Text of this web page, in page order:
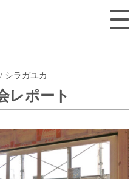
シラガユカ
レポート